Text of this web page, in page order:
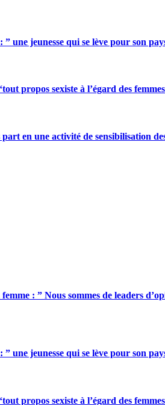
une jeunesse qui se lève pour son
propos sexiste à l’égard des
en une activité de sensibilisation
: ” Nous sommes de leaders
une jeunesse qui se lève pour son
propos sexiste à l’égard des